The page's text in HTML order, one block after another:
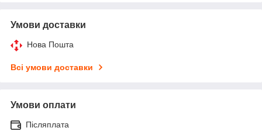
Умови доставки
Нова Пошта
Всі умови доставки
Умови оплати
Післяплата